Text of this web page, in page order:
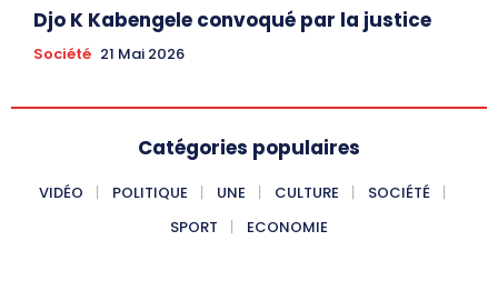
Djo K Kabengele convoqué par la justice
Société 21 Mai 2026
Catégories populaires
VIDÉO POLITIQUE UNE CULTURE
SOCIÉTÉ
SPORT
ECONOMIE